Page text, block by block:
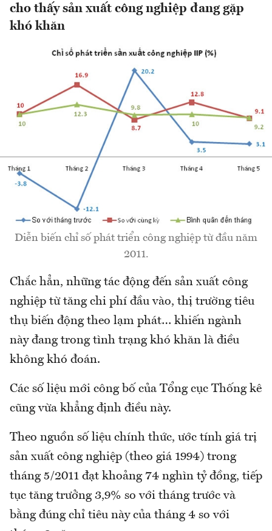
cho thấy sản xuất công nghiệp đang gặp
khó khăn
Diễn biến chỉ số phát triển công nghiệp từ đầu năm
2011.
Chắc hẳn, những tác động đến sản xuất công
nghiệp từ tăng chi phí đầu vào, thị trường tiêu
thụ biến động theo lạm phát… khiến ngành
này đang trong tình trạng khó khăn là điều
không khó đoán.
Các số liệu mới công bố của Tổng cục Thống kê
cũng vừa khẳng định điều này.
Theo nguồn số liệu chính thức, ước tính giá trị
sản xuất công nghiệp (theo giá 1994) trong
tháng 5/2011 đạt khoảng 74 nghìn tỷ đồng, tiếp
tục tăng trưởng 3,9% so với tháng trước và
bằng đúng chỉ tiêu này của tháng 4 so với